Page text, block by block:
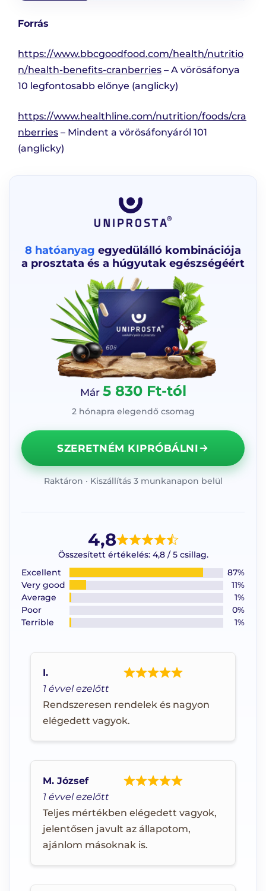
Forrás
https://www.bbcgoodfood.com/health/nutritio
n/health-benefits-cranberries – A vörösáfonya
10 legfontosabb előnye (anglicky)
https://www.healthline.com/nutrition/foods/cra
nberries – Mindent a vörösáfonyáról 101
(anglicky)
8 hatóanyag egyedülálló kombinációja
a prosztata és a húgyutak egészségéért
Már 5 830 Ft-tól
2 hónapra elegendő csomag
SZERETNÉM KIPRÓBÁLNI
Raktáron · Kiszállítás 3 munkanapon belül
4,8
Összesített értékelés: 4,8 / 5 csillag.
Excellent
87%
Very good
11%
Average
1%
Poor
0%
Terrible
1%
1 évvel ezelőtt
Rendszeresen rendelek és nagyon
elégedett vagyok.
I.
1 évvel ezelőtt
Teljes mértékben elégedett vagyok,
jelentősen javult az állapotom,
ajánlom másoknak is.
M. József